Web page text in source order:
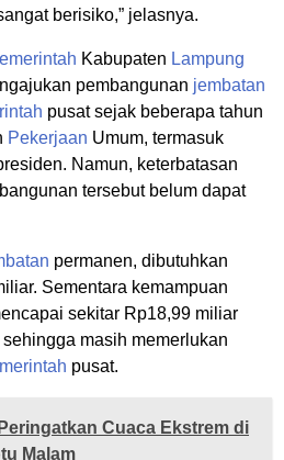
berisiko,” jelasnya.
Kabupaten Lampung
pembangunan jembatan
pusat sejak beberapa tahun
Pekerjaan Umum, termasuk
Namun, keterbatasan
tersebut belum dapat
permanen, dibutuhkan
Sementara kemampuan
sekitar Rp18,99 miliar
masih memerlukan
pusat.
Cuaca Ekstrem di
Malam